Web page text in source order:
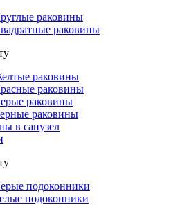
раковины
раковины
раковины
раковины
раковины
раковины
в санузел
подоконники
подоконники